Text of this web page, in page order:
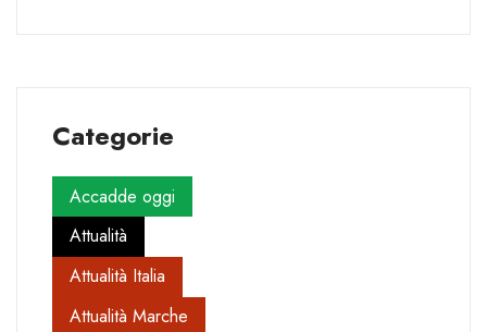
Categorie
Accadde oggi
Attualità
Attualità Italia
Attualità Marche